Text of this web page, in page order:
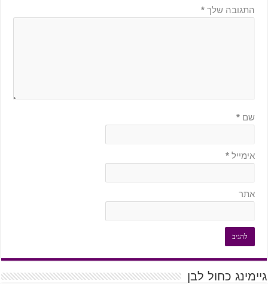
התגובה שלך *
שם *
אימייל *
אתר
גיימינג כחול לבן